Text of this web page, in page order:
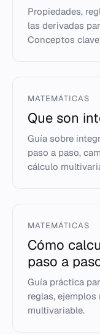
Propiedades,
las derivadas
Conceptos
MATEMÁTICAS
Que son
Guía sobre
paso a paso,
cálculo
MATEMÁTICAS
Cómo
paso a
Guía práctica
reglas,
multivariable.